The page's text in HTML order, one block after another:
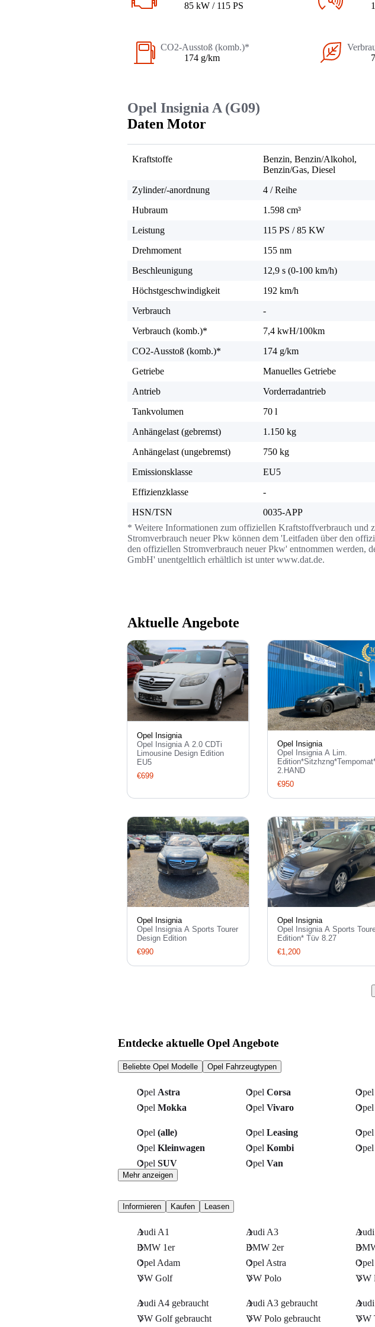
85 kW / 115 PS
CO2-Ausstoß (komb.)*
174 g/km
Opel Insignia A (G09)
Daten Motor
Kraftstoffe
Benzin, Benzin/Alkohol,
Benzin/Gas, Diesel
Zylinder/-anordnung
4 / Reihe
Hubraum
1.598 cm³
Leistung
115 PS / 85 KW
Drehmoment
155 nm
Beschleunigung
12,9 s (0-100 km/h)
Höchstgeschwindigkeit
192 km/h
Verbrauch
-
Verbrauch (komb.)*
7,4 kwH/100km
CO2-Ausstoß (komb.)*
174 g/km
Getriebe
Manuelles Getriebe
Antrieb
Vorderradantrieb
Tankvolumen
70 l
Anhängelast (gebremst)
1.150 kg
Anhängelast (ungebremst)
750 kg
Emissionsklasse
EU5
Effizienzklasse
-
HSN/TSN
0035-APP
* Weitere Informationen zum offiziellen Kraftstoffverbrauch und
Stromverbrauch neuer Pkw können dem 'Leitfaden über den
den offiziellen Stromverbrauch neuer Pkw' entnommen werden,
GmbH' unentgeltlich erhältlich ist unter www.dat.de.
Aktuelle Angebote
Opel Insignia
Opel Insignia A 2.0 CDTi
Limousine Design Edition
EU5
€699
Opel Insignia
Opel Insignia A Lim.
2.HAND
€950
Opel Insignia
Opel Insignia A Sports Tourer
Design Edition
€990
Opel Insignia
Opel Insignia A Sports
Edition* Tüv 8.27
€1,200
Entdecke aktuelle Opel Angebote
Beliebte Opel Modelle Opel Fahrzeugtypen
Opel Astra OpelCorsa Opel
Opel Mokka OpelVivaro Opel
Opel (alle) OpelLeasing Opel
Opel Kleinwagen OpelKombi Opel
Opel SUV OpelVan
Mehr anzeigen
Informieren Kaufen Leasen
Audi A1 Audi A3
BMW 1er
BMW 2er
Opel Adam
Opel Astra
VW Golf
VW Polo VW
Audi A4 gebraucht Audi A3 gebraucht Audi
VW Golf gebraucht
VW Polo gebraucht VW